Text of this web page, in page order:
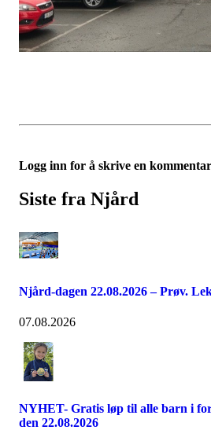
Logg inn for å skrive en
Siste fra Njård
Njård-dagen 22.08.2026 – Prøv.
07.08.2026
NYHET- Gratis løp til alle barn i
den 22.08.2026